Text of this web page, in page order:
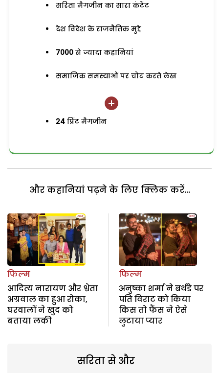
सरिता मैगजीन का सारा कंटेंट
देश विदेश के राजनैतिक मुद्दे
7000 से ज्यादा कहानियां
समाजिक समस्याओं पर चोट करते लेख
24 प्रिंट मैगजीन
और कहानियां पढ़ने के लिए क्लिक करें...
फिल्म
आदित्य नारायण और श्वेता
अग्रवाल का हुआ रोका,
घरवालों ने खुद को
बताया लकी
फिल्म
अनुष्का शर्मा ने बर्थडे पर
पति विराट को किया
किस तो फैंस ने ऐसे
लुटाया प्यार
सरिता से और